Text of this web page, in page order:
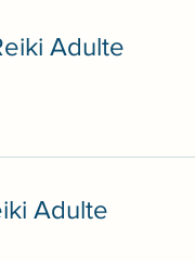
Adulte
Adulte